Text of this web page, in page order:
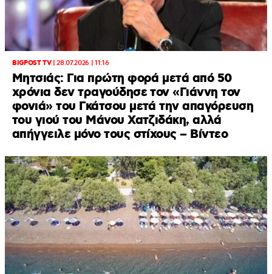
BIGPOST TV|28.07.2026 | 11:16
Μητσιάς: Για πρώτη φορά μετά από 50
χρόνια δεν τραγούδησε τον «Γιάννη τον
φονιά» του Γκάτσου μετά την απαγόρευση
του γιού του Μάνου Χατζιδάκη, αλλά
απήγγειλε μόνο τους στίχους – Βίντεο